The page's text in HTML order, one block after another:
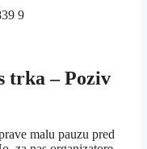
9
trka – Poziv
malu pauzu pred